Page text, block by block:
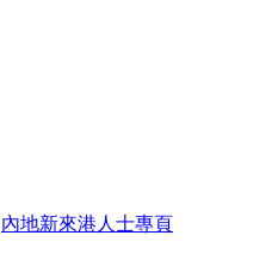
內地新來港人士專頁